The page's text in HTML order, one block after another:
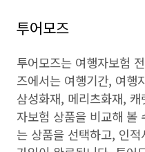
투어모즈
투어모즈는 여행자보험
즈에서는 여행기간, 여행
삼성화재, 메리츠화재,
자보험 상품을 비교해 볼
는 상품을 선택하고, 인